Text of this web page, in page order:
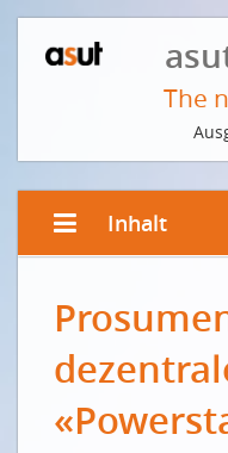
The
Inhalt
Die
technologischer
La société du
VORWORT DER